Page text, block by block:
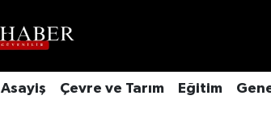
Asayiş Çevre ve Tarım Eğitim